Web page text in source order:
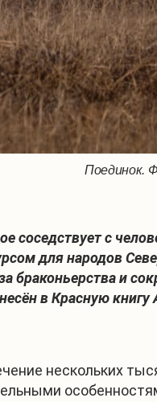
Поединок.
соседствует с
для народов
браконьерства и
в Красную книгу
нескольких